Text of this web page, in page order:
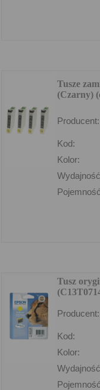
Tusze
(Czarny)
Producent:
Kod:
Kolor:
Tusz
Producent:
Kod:
Kolor: